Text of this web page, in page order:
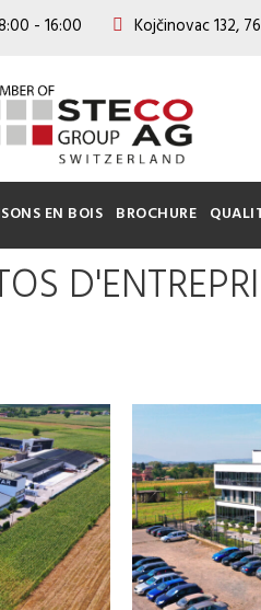
- 16:00 Kojčinovac 132,
EN BOIS BROCHURE